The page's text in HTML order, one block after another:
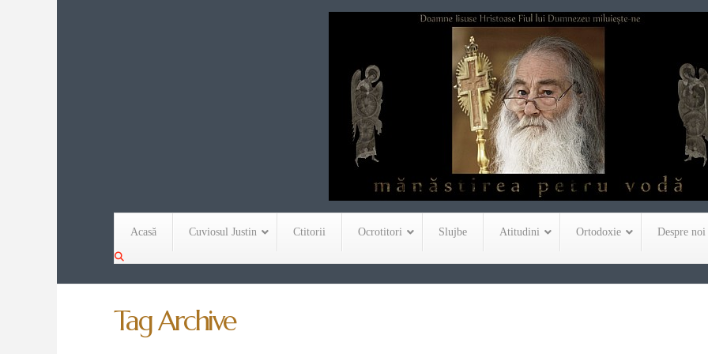
Acasă Cuviosul Justin Ctitorii Ocrotitori Slujbe Atitudini Ortodoxie Despre noi
Tag Archive